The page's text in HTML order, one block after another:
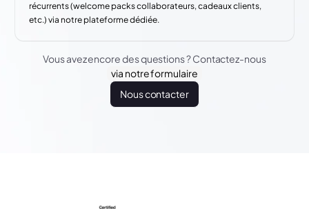
récurrents (welcome packs collaborateurs, cadeaux clients,
etc.) via notre plateforme dédiée.
Vous avez encore des questions ? Contactez-nous
via notre formulaire
Nous contacter